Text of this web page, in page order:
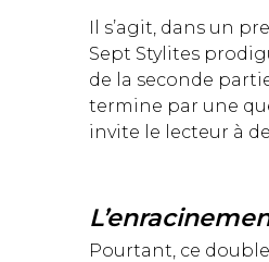
Il s’agit, dans un
Sept Stylites
de la seconde
termine par une
invite le lecteur à
Pourtant, ce